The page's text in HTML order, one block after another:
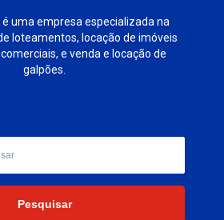
uma empresa especializada na
loteamentos, locação de imóveis
e venda e locação de
galpões.